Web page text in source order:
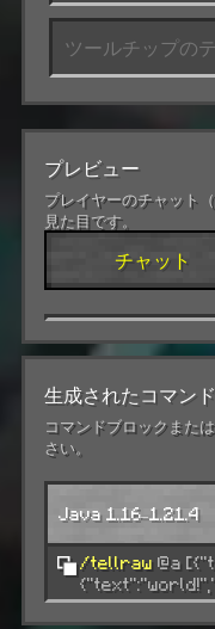
プレビュー
プレイヤーのチャット
見た目です。
チャット
Hello,
生成されたコマンド
コマンドブロックまた
さい。
Java 1.16–1.21.4
/tellraw @a